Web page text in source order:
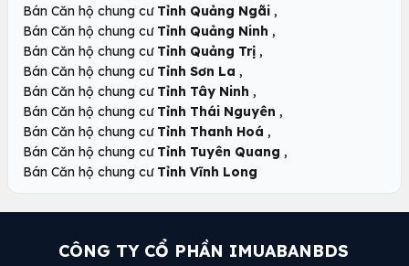
Bán Căn hộ chung cư Tỉnh Quảng Ngãi ,
Bán Căn hộ chung cư Tỉnh Quảng Ninh ,
Bán Căn hộ chung cư Tỉnh Quảng Trị ,
Bán Căn hộ chung cư Tỉnh Sơn La ,
Bán Căn hộ chung cư Tỉnh Tây Ninh ,
Bán Căn hộ chung cư Tỉnh Thái Nguyên ,
Bán Căn hộ chung cư Tỉnh Thanh Hoá ,
Bán Căn hộ chung cư Tỉnh Tuyên Quang ,
Bán Căn hộ chung cư Tỉnh Vĩnh Long
CÔNG TY CỔ PHẦN IMUABANBDS